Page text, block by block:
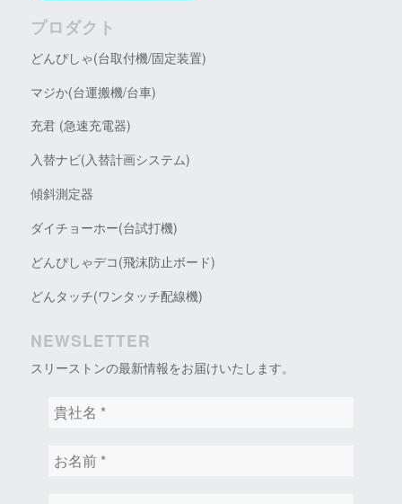
プロダクト
どんぴしゃ(台取付機/固定装置)
マジか(台運搬機/台車)
充君 (急速充電器)
入替ナビ(入替計画システム)
傾斜測定器
ダイチョーホー(台試打機)
どんぴしゃデコ(飛沫防止ボード)
どんタッチ(ワンタッチ配線機)
NEWSLETTER
スリーストンの最新情報をお届けいたします。
貴
社
お
名